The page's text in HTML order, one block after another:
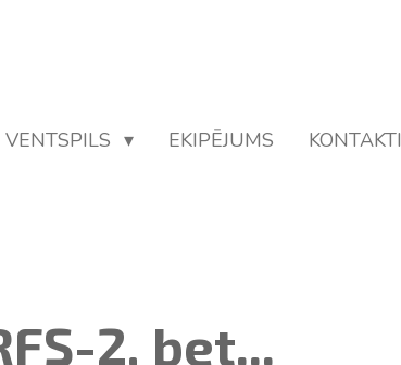
VENTSPILS EKIPĒJUMS
KONTAKTI
2, bet...